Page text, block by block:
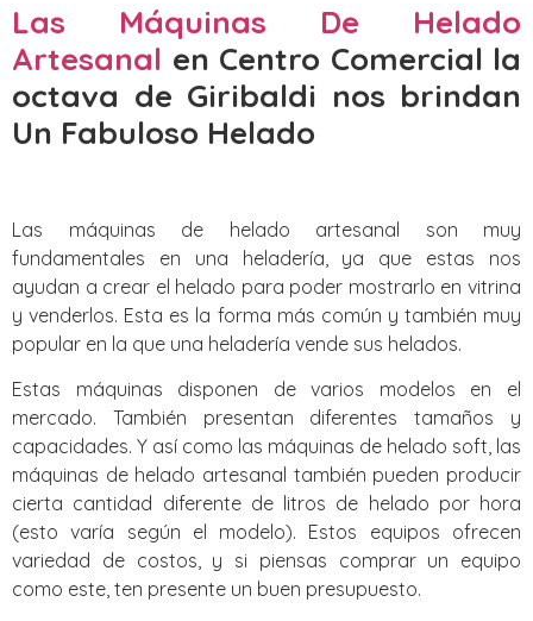
Las Máquinas De Helado
Artesanal en Centro Comercial la
octava de Giribaldi nos brindan
Un Fabuloso Helado
Las máquinas de helado artesanal son muy
fundamentales en una heladería, ya que estas nos
ayudan a crear el helado para poder mostrarlo en vitrina
y venderlos. Esta es la forma más común y también muy
popular en la que una heladería vende sus helados.
Estas máquinas disponen de varios modelos en el
mercado. También presentan diferentes tamaños y
capacidades. Y así como las máquinas de helado soft, las
máquinas de helado artesanal también pueden producir
cierta cantidad diferente de litros de helado por hora
(esto varía según el modelo). Estos equipos ofrecen
variedad de costos, y si piensas comprar un equipo
como este, ten presente un buen presupuesto.